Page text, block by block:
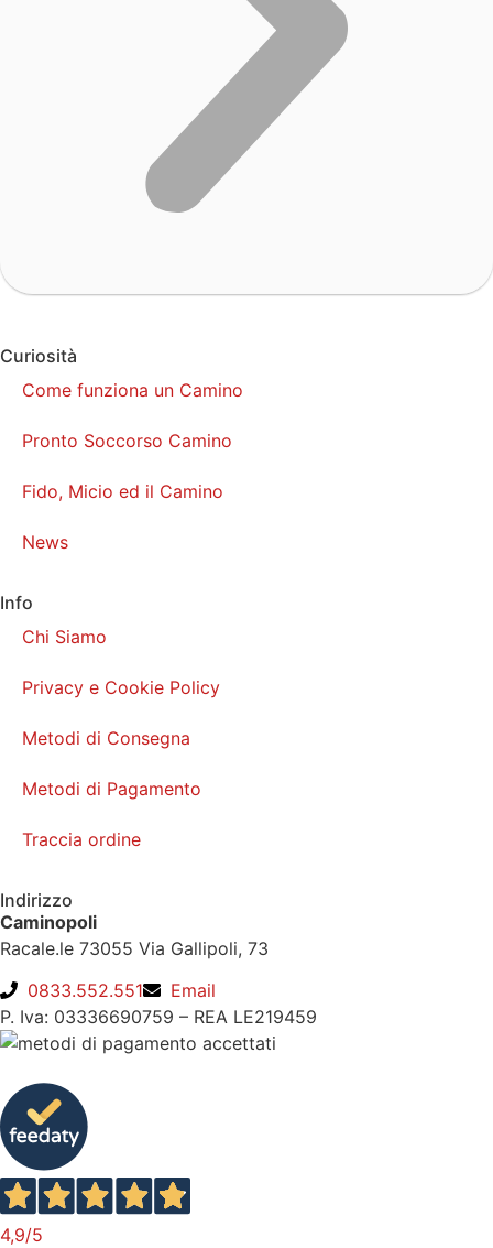
Curiosità
Come funziona un Camino
Pronto Soccorso Camino
Fido, Micio ed il Camino
News
Info
Chi Siamo
Privacy e Cookie Policy
Metodi di Consegna
Metodi di Pagamento
Traccia ordine
Indirizzo
Caminopoli
Racale.le 73055 Via Gallipoli, 73
0833.552.551
Email
P. Iva: 03336690759 – REA LE219459
4,9/5